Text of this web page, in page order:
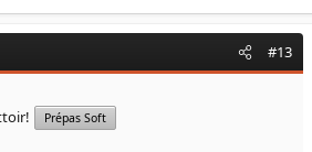
#13
Prépas Soft